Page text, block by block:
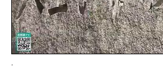
.